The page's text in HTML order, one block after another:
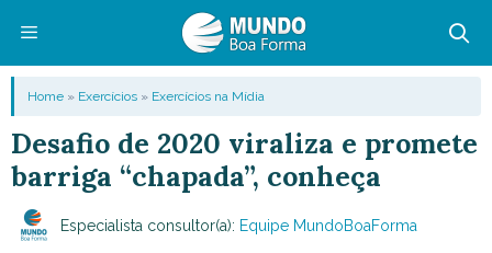
conteúdo
Menu
Home » Exercícios » Exercícios na Mídia
Desafio de 2020 viraliza e promete
barriga “chapada”, conheça
Especialista consultor(a): Equipe MundoBoaForma